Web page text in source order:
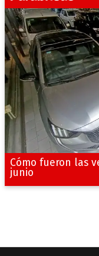
Cómo fueron las
junio